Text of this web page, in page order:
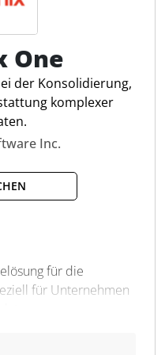
One
der Konsolidierung,
komplexer
Inc.
für die
für Unternehmen
aus
Anwendung